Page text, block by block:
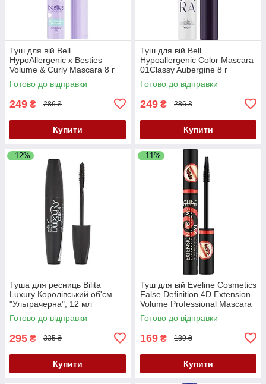
Туш для вій Bell
HypoAllergenic x Besties
Volume & Curly Mascara 8 г
Готово до відправки
249 ₴ 286 ₴
Купити
Туш для вій Bell
Hypoallergenic Color Mascara
01Classy Aubergine 8 г
Готово до відправки
249 ₴ 286 ₴
Купити
–12%
Туша для ресниць Bilita
Luxury Королівський об'єм
"Ультрачерна", 12 мл
Готово до відправки
295 ₴ 335 ₴
Купити
–11%
Туш для вій Eveline Cosmetics
False Definition 4D Extension
Volume Professional Mascara
XXL, Black, 10 мл
Готово до відправки
169 ₴ 189 ₴
Купити